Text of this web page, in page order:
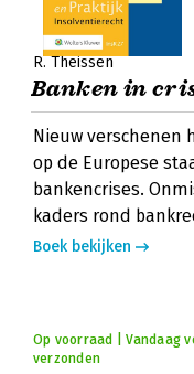
R. Theissen
Banken in
Nieuw verschenen
op de Europese
bankencrises.
kaders rond
Boek bekijken
Op voorraad | Vandaag
verzonden